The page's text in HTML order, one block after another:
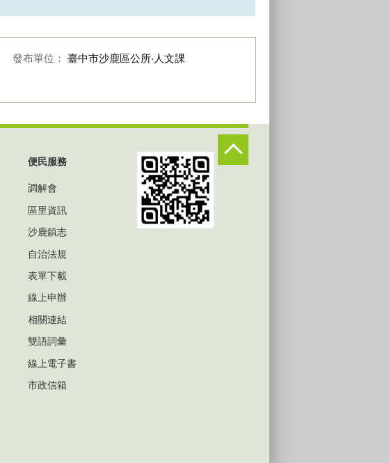
發布單位： 臺中市沙鹿區公所‧人文課
便民服務
調解會
區里資訊
沙鹿鎮志
自治法規
表單下載
線上申辦
相關連結
雙語詞彙
線上電子書
市政信箱